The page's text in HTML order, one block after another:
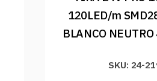
120LED/m
BLANCO
SKU: 24-